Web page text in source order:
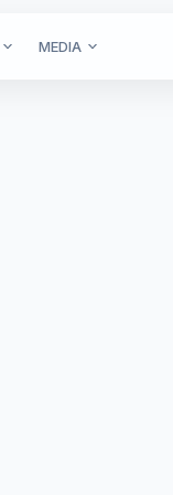
MEDIA